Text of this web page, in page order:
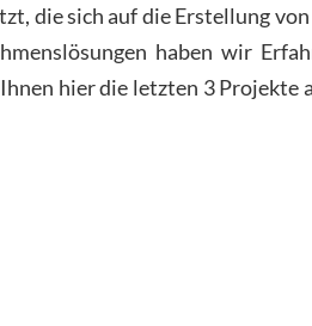
die sich auf die Erstellung
haben wir
hier die letzten 3 Projekte